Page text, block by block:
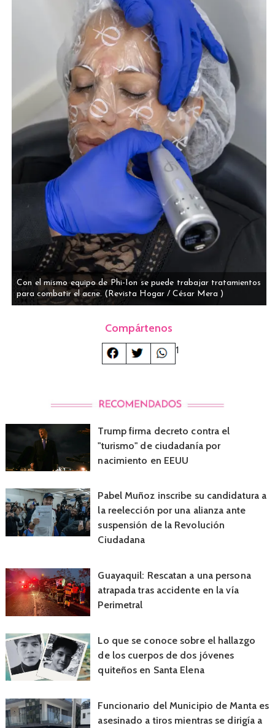
Con el mismo equipo de Phi-Ion se puede trabajar tratamientos
para combatir el acne. (Revista Hogar / César Mera )
Compártenos
1
Trump firma decreto contra el
"turismo" de ciudadanía por
nacimiento en EEUU
Pabel Muñoz inscribe su candidatura a
la reelección por una alianza ante
suspensión de la Revolución
Ciudadana
Guayaquil: Rescatan a una persona
atrapada tras accidente en la vía
Perimetral
Lo que se conoce sobre el hallazgo
de los cuerpos de dos jóvenes
quiteños en Santa Elena
Funcionario del Municipio de Manta es
asesinado a tiros mientras se dirigía a